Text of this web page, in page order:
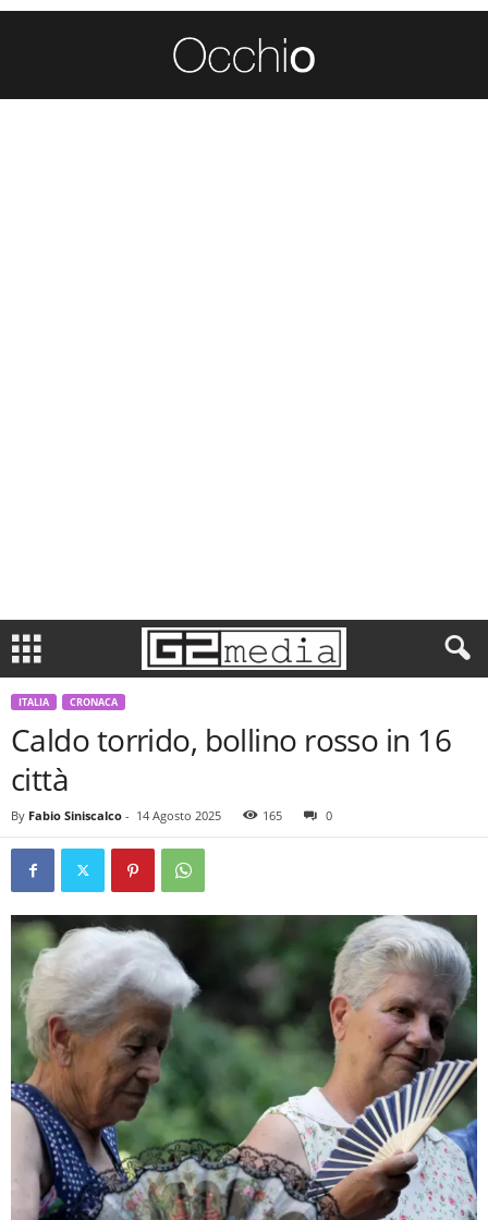
ITALIA CRONACA
Caldo torrido, bollino rosso in 16
città
By Fabio Siniscalco - 14 Agosto 2025 165 0